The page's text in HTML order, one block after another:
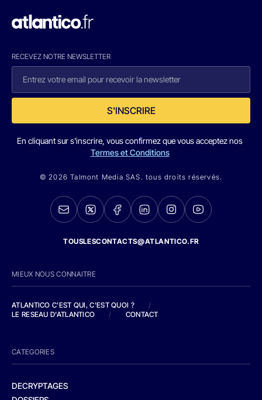
RECEVEZ NOTRE NEWSLETTER
S'INSCRIRE
En cliquant sur s'inscrire, vous confirmez que vous acceptez nos
Termes et Conditions
© 2026 Talmont Media SAS. tous droits réservés.
TOUSLESCONTACTS@ATLANTICO.FR
MIEUX NOUS CONNAITRE
ATLANTICO C'EST QUI, C'EST QUOI ?
/
LE RESEAU D'ATLANTICO
/ CONTACT
CATEGORIES
DECRYPTAGES